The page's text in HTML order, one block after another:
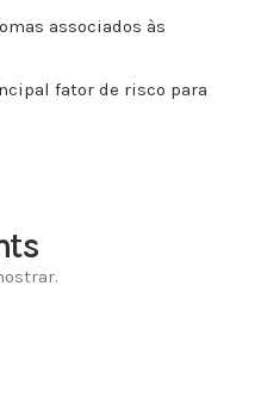
associados às
fator de risco para